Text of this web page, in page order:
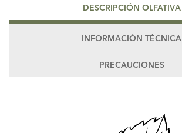
DESCRIPCIÓN OLFATIVA
INFORMACIÓN TÉCNICA
PRECAUCIONES